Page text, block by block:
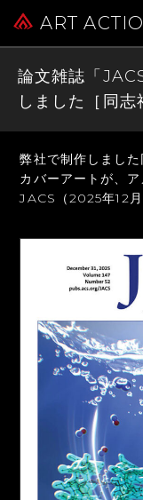
ART
論文雑誌「
しました［同志
弊社で制作しまし
カバーアートが、
JACS（2025年12月